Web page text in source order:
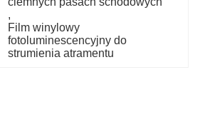
,
Film winylowy
fotoluminescencyjny do
strumienia atramentu